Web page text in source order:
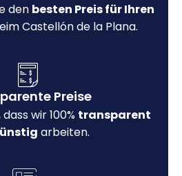
den besten Preis für Ihren
Castellón de la Plana.
Preise
wir 100% transparent
arbeiten.